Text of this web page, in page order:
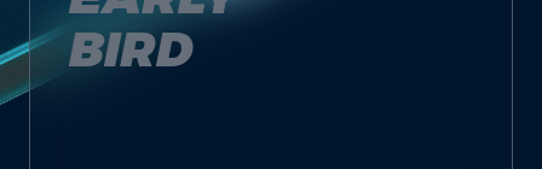
BIRD